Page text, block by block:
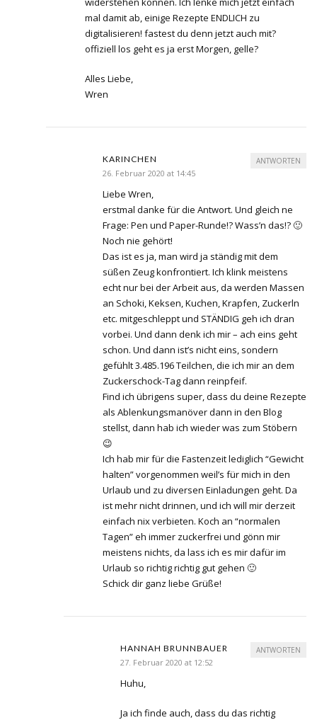
mal damit ab, einige Rezepte ENDLICH zu
digitalisieren! fastest du denn jetzt auch mit?
offiziell los geht es ja erst Morgen, gelle?
Alles Liebe,
Wren
KARINCHEN
26. Februar 2020 at 14:45
Liebe Wren,
erstmal danke für die Antwort. Und gleich ne
Frage: Pen und Paper-Runde!? Wass’n das!? 🙂
Noch nie gehört!
Das ist es ja, man wird ja ständig mit dem
süßen Zeug konfrontiert. Ich klink meistens
echt nur bei der Arbeit aus, da werden Massen
an Schoki, Keksen, Kuchen, Krapfen, Zuckerln
etc. mitgeschleppt und STÄNDIG geh ich dran
vorbei. Und dann denk ich mir – ach eins geht
schon. Und dann ist’s nicht eins, sondern
gefühlt 3.485.196 Teilchen, die ich mir an dem
Zuckerschock-Tag dann reinpfeif.
Find ich übrigens super, dass du deine Rezepte
als Ablenkungsmanöver dann in den Blog
stellst, dann hab ich wieder was zum Stöbern
😉
Ich hab mir für die Fastenzeit lediglich “Gewicht
halten” vorgenommen weil’s für mich in den
Urlaub und zu diversen Einladungen geht. Da
ist mehr nicht drinnen, und ich will mir derzeit
einfach nix verbieten. Koch an “normalen
Tagen” eh immer zuckerfrei und gönn mir
meistens nichts, da lass ich es mir dafür im
Urlaub so richtig richtig gut gehen 🙂
Schick dir ganz liebe Grüße!
ANTWORTEN
HANNAH BRUNNBAUER
27. Februar 2020 at 12:52
Huhu,
Ja ich finde auch, dass du das richtig
ANTWORTEN